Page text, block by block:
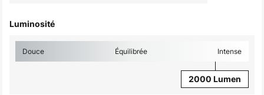
Luminosité
Douce Équilibrée Intense
2000 Lumen